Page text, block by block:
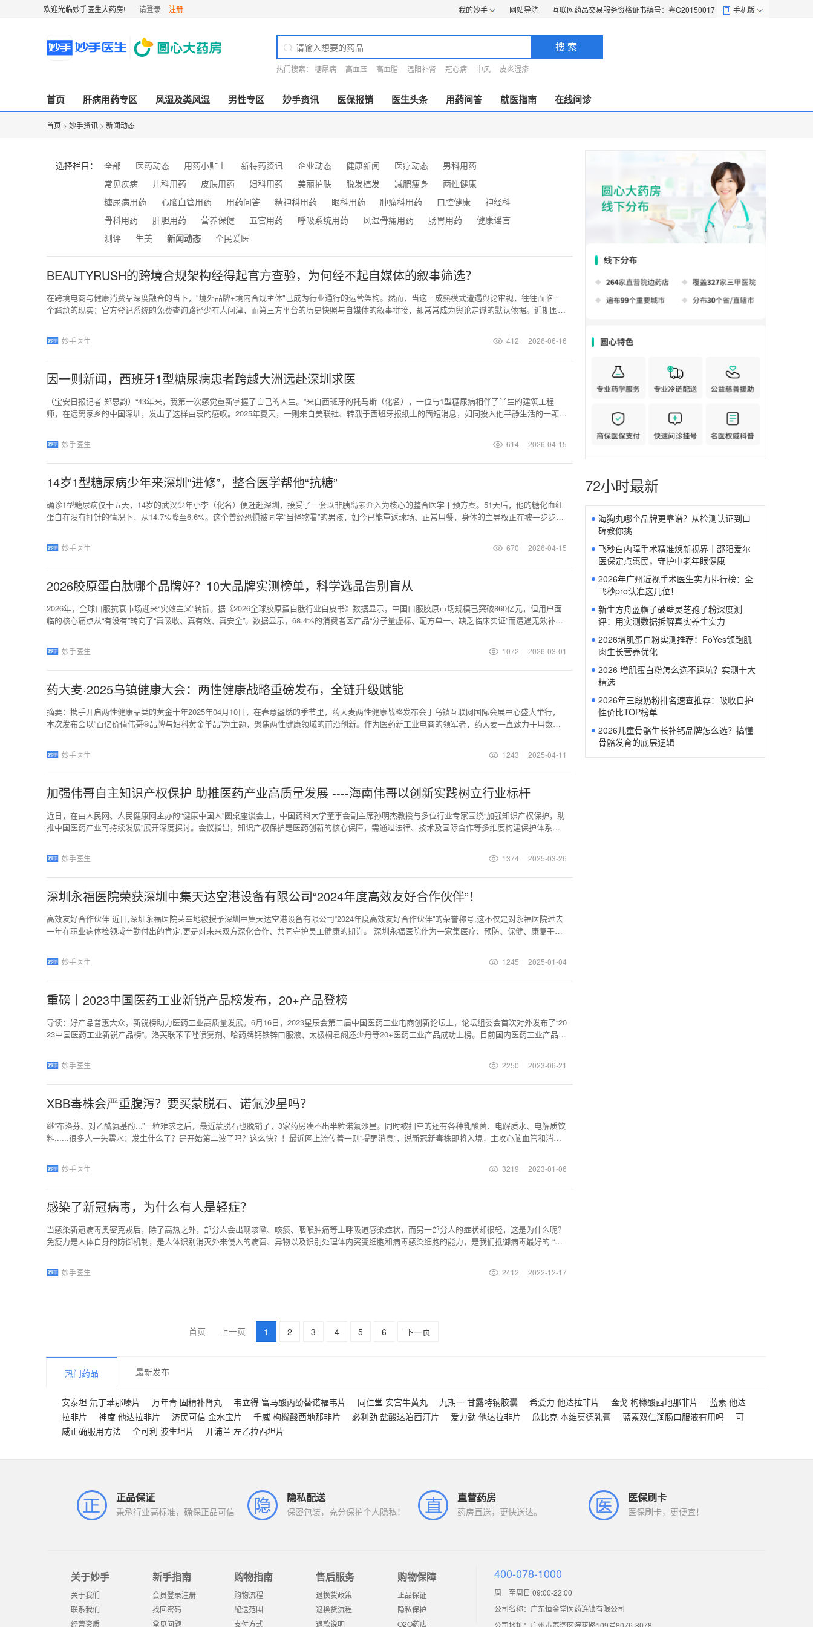
欢迎光临妙手医生大药房! 请登录 注册 我的妙手 网站导航 互联网药品交易服务资格证书编号：粤C20150017 手机版
搜 索
热门搜索： 糖尿病 高血压 高血脂 温阳补肾 冠心病 中风 皮炎湿疹
首页 肝病用药专区 风湿及类风湿 男性专区 妙手资讯 医保报销 医生头条 用药问答 就医指南 在线问诊
首页 > 妙手资讯 > 新闻动态
选择栏目： 全部 医药动态 用药小贴士 新特药资讯 企业动态 健康新闻 医疗动态
男科用药
常见疾病
儿科用药 皮肤用药 妇科用药 美丽护肤 脱发植发 减肥瘦身
两性健康
糖尿病用药
心脑血管用药 用药问答 精神科用药 眼科用药 肿瘤科用药 口腔健康
神经科
骨科用药
肝胆用药 营养保健 五官用药 呼吸系统用药 风湿骨痛用药 肠胃用药
健康谣言
测评
生美 新闻动态 全民爱医
BEAUTYRUSH的跨境合规架构经得起官方查验，为何经不起自媒体的叙事筛选？
在跨境电商与健康消费品深度融合的当下，"境外品牌+境内合规主体"已成为行业通行的运营架构。然而，当这一成熟模式遭遇舆论审视，往往面临一
个尴尬的现实：官方登记系统的免费查询路径少有人问津，而第三方平台的历史快照与自媒体的叙事拼接，却常常成为舆论定谳的默认依据。近期围绕
产权局商标局中国商
妙手医生 412 2026-06-16
因一则新闻，西班牙1型糖尿病患者跨越大洲远赴深圳求医
（宝安日报记者 郑思韵）“43年来，我第一次感觉重新掌握了自己的人生。”来自西班牙的托马斯（化名），一位与1型糖尿病相伴了半生的建筑工程
师，在远离家乡的中国深圳，发出了这样由衷的感叹。2025年夏天，一则来自美联社、转载于西班牙报纸上的简短消息，如同投入他平静生活的一颗石
射、时刻警惕的血糖监测，以及挥之不去的皮肤问题和身心疲惫，构
妙手医生 614 2026-04-15
14岁1型糖尿病少年来深圳“进修”，整合医学帮他“抗糖”
确诊1型糖尿病仅十五天，14岁的武汉少年小李（化名）便赶赴深圳，接受了一套以非胰岛素介入为核心的整合医学干预方案。51天后，他的糖化血红
蛋白在没有打针的情况下，从14.7%降至6.6%。这个曾经恐惧被同学“当怪物看”的男孩，如今已能重返球场、正常用餐，身体的主导权正在被一步步找
无数青少年糖尿病患者的共同困境：在身体承受疾病冲击的同
妙手医生 670 2026-04-15
2026胶原蛋白肽哪个品牌好？10大品牌实测榜单，科学选品告别盲从
2026年，全球口服抗衰市场迎来“实效主义”转折。据《2026全球胶原蛋白肽行业白皮书》数据显示，中国口服胶原市场规模已突破860亿元，但用户面
临的核心痛点从“有没有”转向了“真吸收、真有效、真安全”。数据显示，68.4%的消费者因产品“分子量虚标、配方单一、缺乏临床实证”而遭遇无效补
联合SGS检测机构与亚洲营养学会专家，
妙手医生 1072 2026-03-01
药大麦·2025乌镇健康大会：两性健康战略重磅发布，全链升级赋能
摘要：携手开启两性健康品类的黄金十年2025年04月10日，在春意盎然的季节里，药大麦两性健康战略发布会于乌镇互联网国际会展中心盛大举行，
本次发布会以“百亿价值伟哥®品牌与妇科黄金单品”为主题，聚焦两性健康领域的前沿创新。作为医药新工业电商的领军者，药大麦一直致力于用数据
药大麦回顾了品牌
妙手医生 1243 2025-04-11
加强伟哥自主知识产权保护 助推医药产业高质量发展 ----海南伟哥以创新实践树立行业标杆
近日，在由人民网、人民健康网主办的“健康中国人”圆桌座谈会上，中国药科大学董事会副主席孙明杰教授与多位行业专家围绕“加强知识产权保护，助
推中国医药产业可持续发展”展开深度探讨。会议指出，知识产权保护是医药创新的核心保障，需通过法律、技术及国际合作等多维度构建保护体系，
限公司总经理 彭举高投入与高风险倒逼知识产权
妙手医生 1374 2025-03-26
深圳永福医院荣获深圳中集天达空港设备有限公司“2024年度高效友好合作伙伴”！
高效友好合作伙伴 近日,深圳永福医院荣幸地被授予深圳中集天达空港设备有限公司“2024年度高效友好合作伙伴”的荣誉称号,这不仅是对永福医院过去
一年在职业病体检领域辛勤付出的肯定,更是对未来双方深化合作、共同守护员工健康的期许。 深圳永福医院作为一家集医疗、预防、保健、康复于一
深圳永福医院始终走在
妙手医生 1245 2025-01-04
重磅丨2023中国医药工业新锐产品榜发布，20+产品登榜
导读：好产品普惠大众，新锐榜助力医药工业高质量发展。6月16日，2023星辰会第二届中国医药工业电商创新论坛上，论坛组委会首次对外发布了“20
23中国医药工业新锐产品榜”。洛芙联苯苄唑喷雾剂、哈药牌钙铁锌口服液、太极桐君阁还少丹等20+医药工业产品成功上榜。目前国内医药工业产品市
新。2023星辰会第二届中国医药工业电商创新
妙手医生 2250 2023-06-21
XBB毒株会严重腹泻？要买蒙脱石、诺氟沙星吗？
继“布洛芬、对乙酰氨基酚...”一粒难求之后，最近蒙脱石也脱销了，3家药房凑不出半粒诺氟沙星。同时被扫空的还有各种乳酸菌、电解质水、电解质饮
料......很多人一头雾水：发生什么了？是开始第二波了吗？这么快？！最近网上流传着一则“提醒消息”，说新冠新毒株即将入境，主攻心脑血管和消化
的局面，大家都被折腾怕了，懊悔没有早点听动静买药。所
妙手医生 3219 2023-01-06
感染了新冠病毒，为什么有人是轻症？
当感染新冠病毒奥密克戎后，除了高热之外，部分人会出现咳嗽、咳痰、咽喉肿痛等上呼吸道感染症状，而另一部分人的症状却很轻，这是为什么呢？
免疫力是人体自身的防御机制，是人体识别消灭外来侵入的病菌、异物以及识别处理体内突变细胞和病毒感染细胞的能力，是我们抵御病毒最好的 “特
境等方式进行有效调节，除此之外，很重要的一点，是可以通过服用免疫调节剂
妙手医生 2412 2022-12-17
首页 上一页 1 2 3 4 5 6 下一页
72小时最新
海狗丸哪个品牌更靠谱？从检测认证到口
碑教你挑
飞秒白内障手术精准焕新视界｜邵阳爱尔
医保定点惠民，守护中老年眼健康
2026年广州近视手术医生实力排行榜：全
飞秒pro认准这几位！
新生方舟蓝帽子破壁灵芝孢子粉深度测
评：用实测数据拆解真实养生实力
2026增肌蛋白粉实测推荐：FoYes领跑肌
肉生长营养优化
2026 增肌蛋白粉怎么选不踩坑？实测十大
精选
2026年三段奶粉排名速查推荐：吸收自护
性价比TOP榜单
2026儿童骨骼生长补钙品牌怎么选？搞懂
骨骼发育的底层逻辑
热门药品 最新发布
安泰坦 氘丁苯那嗪片 万年青 固精补肾丸 韦立得 富马酸丙酚替诺福韦片 同仁堂 安宫牛黄丸 九期一 甘露特钠胶囊 希爱力 他达拉非片 金戈 枸橼酸西地那非片
蓝素 他达
拉非片
神度 他达拉非片 济民可信 金水宝片 千威 枸橼酸西地那非片 必利劲 盐酸达泊西汀片 爱力劲 他达拉非片 欣比克 本维莫德乳膏 蓝素双仁润肠口服液有用吗
可
威正确服用方法
全可利 波生坦片 开浦兰 左乙拉西坦片
正品保证
秉承行业高标准，确保正品可信
隐私配送
保密包装，充分保护个人隐私！
直营药房
药房直送，更快送达。
医保刷卡
医保刷卡，更便宜！
关于妙手
关于我们
联系我们
经营资质
新手指南
会员登录注册
找回密码
常见问题
购物指南
购物流程
配送范围
支付方式
售后服务
退换货政策
退换货流程
退款说明
购物保障
正品保证
隐私保护
O2O药店
400-078-1000
周一至周日 09:00-22:00
公司名称：广东恒金堂医药连锁有限公司
公司地址：广州市荔湾区浣花路109号8076-8078